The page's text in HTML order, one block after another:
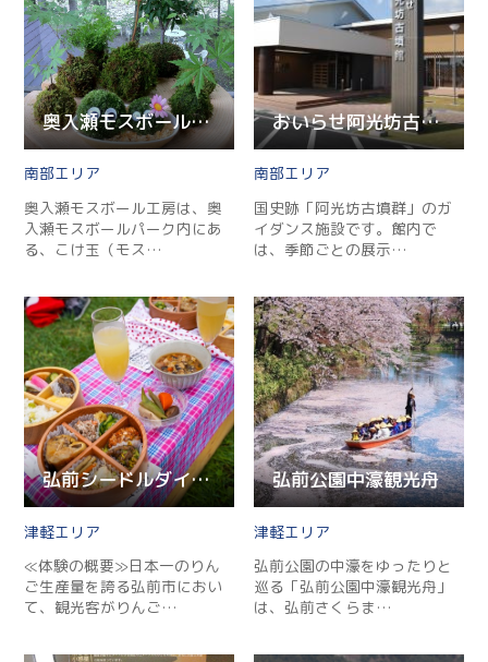
奥入瀬モスボール工房
南部
奥入瀬モスボール工房は、奥
入瀬モスボールパーク内にあ
る、こけ玉（モス…
おいらせ阿光坊古墳館
南部
国史跡「阿光坊古墳群」のガ
イダンス施設です。館内で
は、季節ごとの展示…
弘前シードルダイニング
津軽
≪体験の概要≫日本一のりん
ご生産量を誇る弘前市におい
て、観光客がりんご…
弘前公園中濠観光舟
津軽
弘前公園の中濠をゆったりと
巡る「弘前公園中濠観光舟」
は、弘前さくらま…